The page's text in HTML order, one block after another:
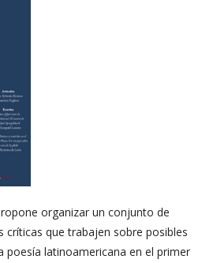
organizar un conjunto de
críticas que trabajen sobre posibles
poesía latinoamericana en el primer